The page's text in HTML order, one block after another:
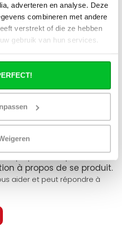
adverteren en analyse. Deze
combineren met andere
verstrekt of die ze hebben
gebruik van hun services.
de pompe à chaleur
tous les
les radiateurs du site
un chauffage
fonctionne-t-il à
à propos de se produit.
aider et peut répondre à